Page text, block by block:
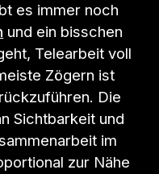
es immer noch
und ein bisschen
Telearbeit voll
Zögern ist
Die
Sichtbarkeit und
im
zur Nähe